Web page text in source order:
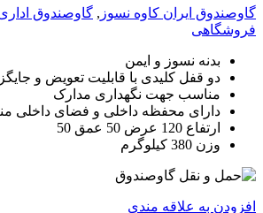
گاوصندوق ایران کاوه نسوز , گاوصندوق
فروشگاهی
بدنه نسوز و ایمن
دو قفل کلیدی با قابلیت تعویض و
مناسب جهت نگهداری مدارک
دارای محفظه داخلی و فضای داخلی
ارتفاع 120 عرض 50 عمق 50
وزن 380 کیلوگرم
افزودن به علاقه مندی